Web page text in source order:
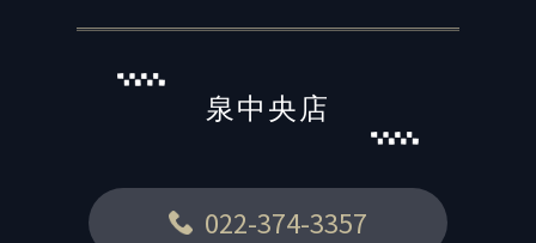
泉中央店
022-374-3357